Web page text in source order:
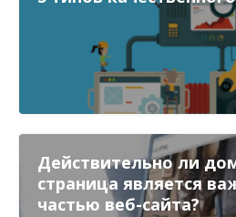
Действительно ли
страница является
частью веб-сайта?